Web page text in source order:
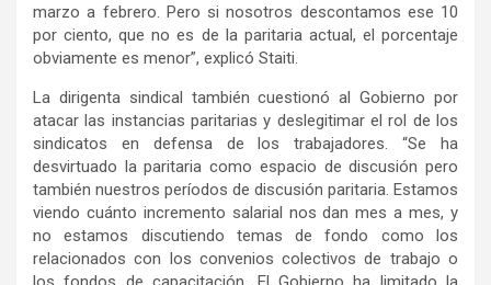
marzo a febrero. Pero si nosotros descontamos ese 10
por ciento, que no es de la paritaria actual, el porcentaje
obviamente es menor”, explicó Staiti.
La dirigenta sindical también cuestionó al Gobierno por
atacar las instancias paritarias y deslegitimar el rol de los
sindicatos en defensa de los trabajadores. “Se ha
desvirtuado la paritaria como espacio de discusión pero
también nuestros períodos de discusión paritaria. Estamos
viendo cuánto incremento salarial nos dan mes a mes, y
no estamos discutiendo temas de fondo como los
relacionados con los convenios colectivos de trabajo o